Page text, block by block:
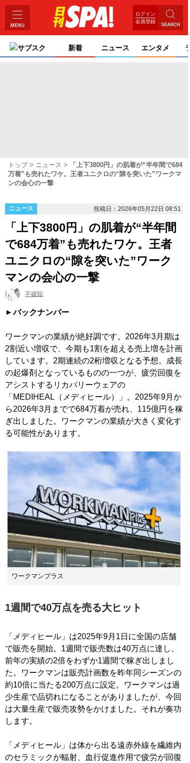
ログイン
会員登録
サブスク 新着 ニュース エンタメ
トップ ニュース
「上下3800円」の肌着が“半年間で684
万着”も売れたワケ。王者ユニクロの“隙を突いた”ワークマ
ンの会心の一撃
ニュース 投稿日：2026年05月22日 08:51
「上下3800円」の肌着が“半年間
で684万着”も売れたワケ。王者
ユニクロの“隙を突いた”ワーク
マンの会心の一撃
不破聡
バックナンバー
ワークマンの業績が絶好調です。2026年3月期は
2割近い増収で、今期も1割を超える売上増を計画
しています。2期連続の2桁増収となる予想。成長
の起爆剤となっているものの一つが、疲労回復を
アシストするリカバリーウェアの
「MEDIHEAL（メディヒール）」。2025年9月か
ら2026年3月までで684万着が売れ、115億円を稼
ぎ出しました。ワークマンの業績が大きく変化す
る可能性があります。
ワークマンプラス
1週間で40万点を売る大ヒット
「メディヒール」は2025年9月1日に全国の店舗
で販売を開始。1週間で販売数は40万点に達し、
前年の実績の2倍をわずか1週間で稼ぎ出しまし
た。ワークマンは販売計画数を昨年同シーズンの
約10倍に当たる200万点に設定。ワークマンは過
少生産で品切れになることがありましたが、今回
は大量生産で販売攻勢をかけました。それが奏功
します。
「メディヒール」は体から出る遠赤外線を繊維内
のセラミックが輻射、血行促進作用で疲労が回復